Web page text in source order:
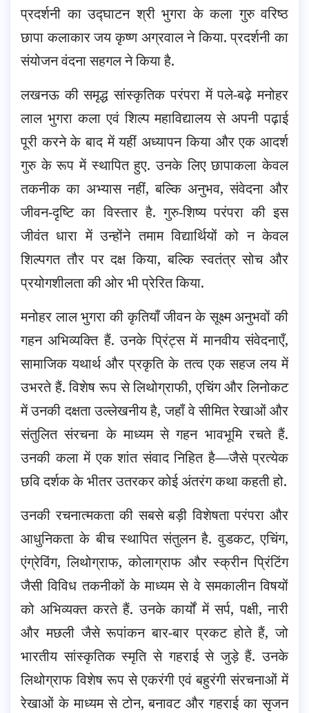
प्रदर्शनी का उद्घाटन श्री भुगरा के कला गुरु वरिष्ठ
छापा कलाकार जय कृष्ण अग्रवाल ने किया. प्रदर्शनी का
संयोजन वंदना सहगल ने किया है.
लखनऊ की समृद्ध सांस्कृतिक परंपरा में पले-बढ़े मनोहर
लाल भुगरा कला एवं शिल्प महाविद्यालय से अपनी पढ़ाई
पूरी करने के बाद में यहीं अध्यापन किया और एक आदर्श
गुरु के रूप में स्थापित हुए. उनके लिए छापाकला केवल
तकनीक का अभ्यास नहीं, बल्कि अनुभव, संवेदना और
जीवन-दृष्टि का विस्तार है. गुरु-शिष्य परंपरा की इस
जीवंत धारा में उन्होंने तमाम विद्यार्थियों को न केवल
शिल्पगत तौर पर दक्ष किया, बल्कि स्वतंत्र सोच और
प्रयोगशीलता की ओर भी प्रेरित किया.
मनोहर लाल भुगरा की कृतियाँ जीवन के सूक्ष्म अनुभवों की
गहन अभिव्यक्ति हैं. उनके प्रिंट्स में मानवीय संवेदनाएँ,
सामाजिक यथार्थ और प्रकृति के तत्व एक सहज लय में
उभरते हैं. विशेष रूप से लिथोग्राफी, एचिंग और लिनोकट
में उनकी दक्षता उल्लेखनीय है, जहाँ वे सीमित रेखाओं और
संतुलित संरचना के माध्यम से गहन भावभूमि रचते हैं.
उनकी कला में एक शांत संवाद निहित है—जैसे प्रत्येक
छवि दर्शक के भीतर उतरकर कोई अंतरंग कथा कहती हो.
उनकी रचनात्मकता की सबसे बड़ी विशेषता परंपरा और
आधुनिकता के बीच स्थापित संतुलन है. वुडकट, एचिंग,
एंग्रेविंग, लिथोग्राफ, कोलाग्राफ और स्क्रीन प्रिंटिंग
जैसी विविध तकनीकों के माध्यम से वे समकालीन विषयों
को अभिव्यक्त करते हैं. उनके कार्यों में सर्प, पक्षी, नारी
और मछली जैसे रूपांकन बार-बार प्रकट होते हैं, जो
भारतीय सांस्कृतिक स्मृति से गहराई से जुड़े हैं. उनके
लिथोग्राफ विशेष रूप से एकरंगी एवं बहुरंगी संरचनाओं में
रेखाओं के माध्यम से टोन, बनावट और गहराई का सृजन